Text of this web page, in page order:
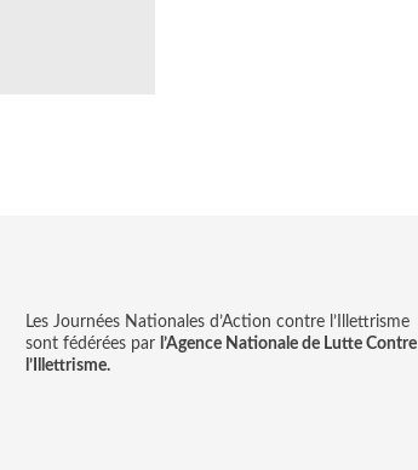
Les Journées Nationales d’Action contre l’Illettrisme
sont fédérées par l’Agence Nationale de Lutte Contre
l’Illettrisme.